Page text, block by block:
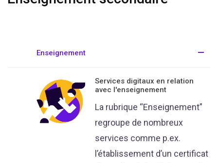
Enseignement
Services digitaux en relation
avec l'enseignement
La rubrique “Enseignement”
regroupe de nombreux
services comme p.ex.
l’établissement d’un certificat